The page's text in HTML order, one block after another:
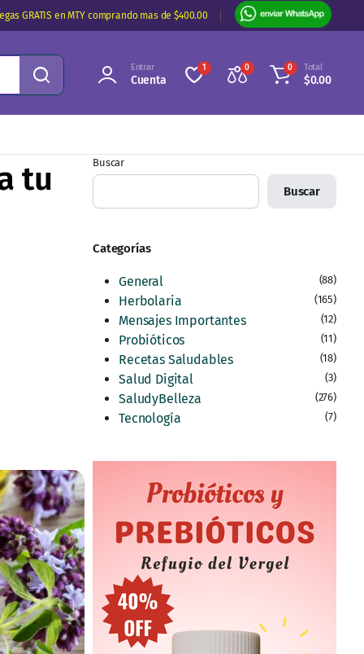
GRATIS en MTY comprando mas de $400.00
Entrar
Cuenta
1 0 0 Total
$0.00
tu
Buscar
Buscar
Categorías
General (88)
Herbolaria (165)
Mensajes Importantes (12)
Probióticos (11)
Recetas Saludables (18)
Salud Digital (3)
SaludyBelleza (276)
Tecnología (7)